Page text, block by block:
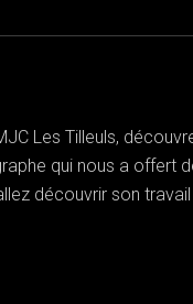
Les Tilleuls,
qui nous a offert
découvrir son